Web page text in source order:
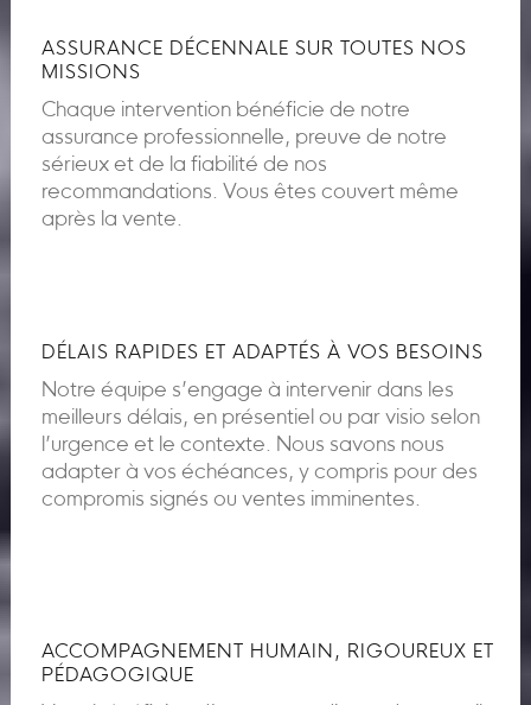
ASSURANCE DÉCENNALE SUR TOUTES NOS
MISSIONS
Chaque intervention bénéficie de notre
assurance professionnelle, preuve de notre
sérieux et de la fiabilité de nos
recommandations. Vous êtes couvert même
après la vente.
DÉLAIS RAPIDES ET ADAPTÉS À VOS BESOINS
Notre équipe s’engage à intervenir dans les
meilleurs délais, en présentiel ou par visio selon
l’urgence et le contexte. Nous savons nous
adapter à vos échéances, y compris pour des
compromis signés ou ventes imminentes.
ACCOMPAGNEMENT HUMAIN, RIGOUREUX ET
PÉDAGOGIQUE